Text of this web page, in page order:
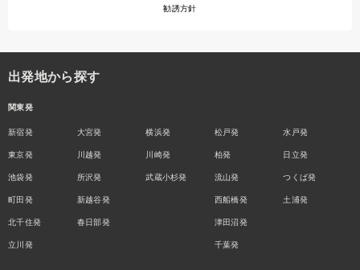
勧誘方針
出発地から探す
関東発
新宿発
東京発
池袋発
町田発
北千住発
立川発
大宮発
川越発
所沢発
新越谷発
春日部発
横浜発
川崎発
武蔵小杉発
松戸発
柏発
流山発
西船橋発
津田沼発
千葉発
水戸発
日立発
つくば発
土浦発